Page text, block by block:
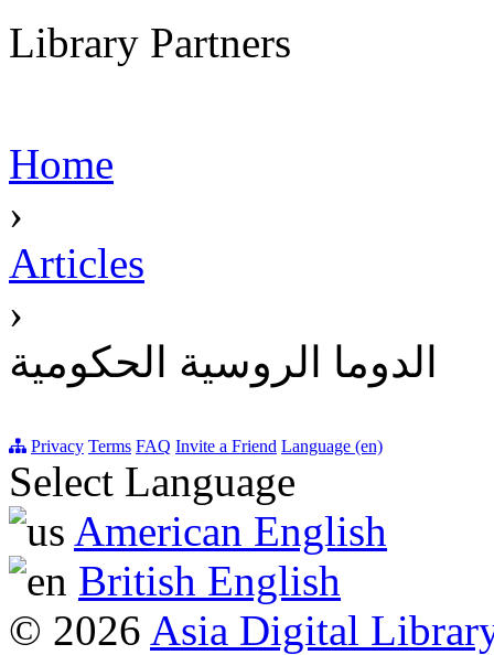
Library Partners
Home
›
Articles
›
الدوما الروسية الحكومية
Privacy Terms FAQ Invite a Friend Language (en)
Select Language
American English
British English
© 2026 Asia Digital